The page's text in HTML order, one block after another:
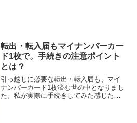
転出・転入届もマイナンバーカー
ド1枚で。手続きの注意ポイント
とは？
引っ越しに必要な転出・転入届も、マイ
ナンバーカード1枚済む世の中となりまし
た。私が実際に手続きしてみた感じた注